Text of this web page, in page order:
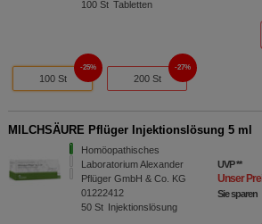
100 St Tabletten
100 St
25%
200 St
27%
MILCHSÄURE Pflüger Injektionslösung 5 ml
Homöopathisches
Laboratorium Alexander
Pflüger GmbH & Co. KG
01222412
50 St Injektionslösung
UVP**
Unser
Sie sparen